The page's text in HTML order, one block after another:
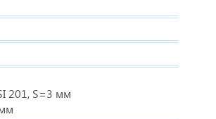
201, S=3 мм